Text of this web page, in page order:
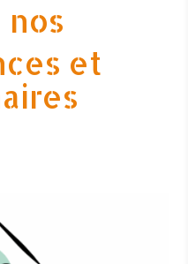
nos
et